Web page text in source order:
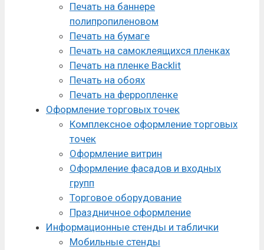
Печать на баннере
полипропиленовом
Печать на бумаге
Печать на самоклеящихся пленках
Печать на пленке Backlit
Печать на обоях
Печать на ферропленке
Оформление торговых точек
Комплексное оформление торговых
точек
Оформление витрин
Оформление фасадов и входных
групп
Торговое оборудование
Праздничное оформление
Информационные стенды и таблички
Мобильные стенды